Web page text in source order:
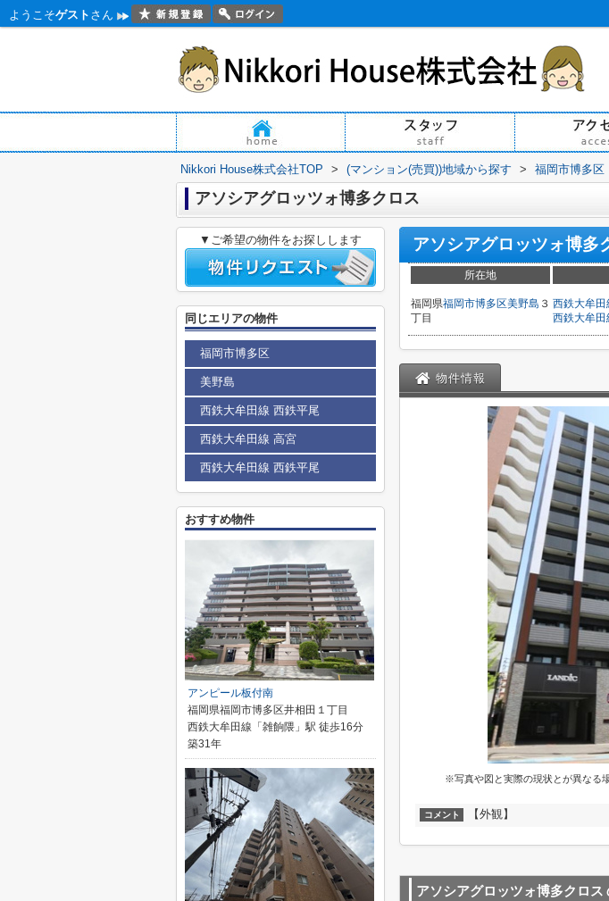
ようこそゲスト さん
Nikkori House株式会社TOP > (マンション(売買))地域から探す > 福岡市博多区
アソシアグロッツォ博多クロス
アソシアグロッツォ博多
所在地
福岡県福岡市博多区美野島 ３
丁目
西鉄大牟田
西鉄大牟田
物件情報
※写真や図と実際の現状とが異なる
コメント 【外観】
アソシアグロッツォ博多クロス
▼ご希望の物件をお探しします
同じエリアの物件
福岡市博多区
美野島
西鉄大牟田線 西鉄平尾
西鉄大牟田線 高宮
西鉄大牟田線 西鉄平尾
おすすめ物件
アンピール板付南
福岡県福岡市博多区井相田１丁目
西鉄大牟田線「雑餉隈」駅 徒歩16分
築31年